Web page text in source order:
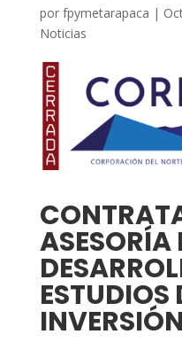
por fpymetarapaca |
Noticias
ASESORÍA
ESTUDIOS
INVERSIÓN